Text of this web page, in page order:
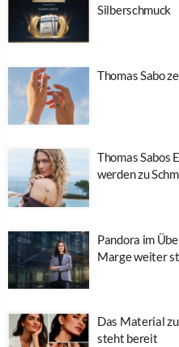
Silberschmuck
Thomas Sabo
Thomas Sabos
werden zu
Pandora im
Marge weiter
Das Material
steht bereit